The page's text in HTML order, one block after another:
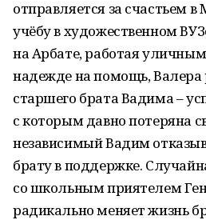
отправляется за счастьем в
учёбу в художественном
на Арбате, работая
надежде на помощь, Валера
старшего брата Вадима –
с которым давно потеряна
независимый Вадим
брату в поддержке.
со школьным приятелем
радикально меняет жизнь